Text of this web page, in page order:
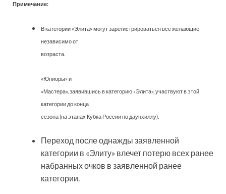
Примечание:
В категории «Элита» могут зарегистрироваться все желающие
независимо от
возраста.
«Юниоры» и
«Мастера», заявившись в категорию «Элита», участвуют в этой
категории до конца
сезона (на этапах Кубка России по даунхиллу).
Переход после однажды заявленной
категории в «Элиту» влечет потерю всех ранее
набранных очков в заявленной ранее
категории.